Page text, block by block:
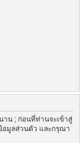
าน ; ก่อนที่ท่านจะเข้าสู่
อมูลส่วนตัว และกรุณา